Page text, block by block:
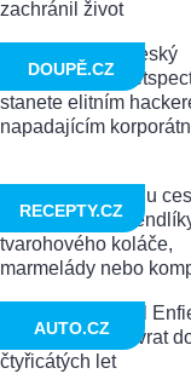
DOUPĚ.CZ
RECEPTY.CZ
AUTO.CZ